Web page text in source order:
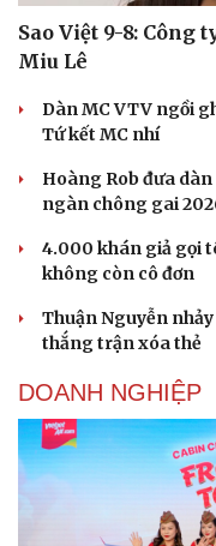
Sao Việt 9-8: Công
Miu Lê
Dàn MC VTV ngồi
Tứ kết MC nhí
Hoàng Rob đưa
ngàn chông gai
4.000 khán giả gọi
không còn cô đơn
Thuận Nguyễn
thắng trận xóa thẻ
DOANH NGHIỆP